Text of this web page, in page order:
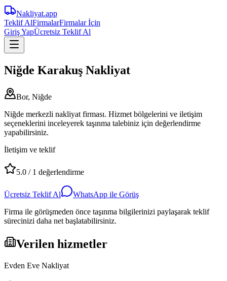
Nakliyat.app
Teklif AlFirmalarFirmalar İçin
Giriş YapÜcretsiz Teklif Al
Niğde Karakuş Nakliyat
Bor, Niğde
Niğde merkezli nakliyat firması. Hizmet bölgelerini ve iletişim
seçeneklerini inceleyerek taşınma talebiniz için değerlendirme
yapabilirsiniz.
İletişim ve teklif
5.0 / 1 değerlendirme
Ücretsiz Teklif Al
WhatsApp ile Görüş
Firma ile görüşmeden önce taşınma bilgilerinizi paylaşarak teklif
sürecinizi daha net başlatabilirsiniz.
Verilen hizmetler
Evden Eve Nakliyat